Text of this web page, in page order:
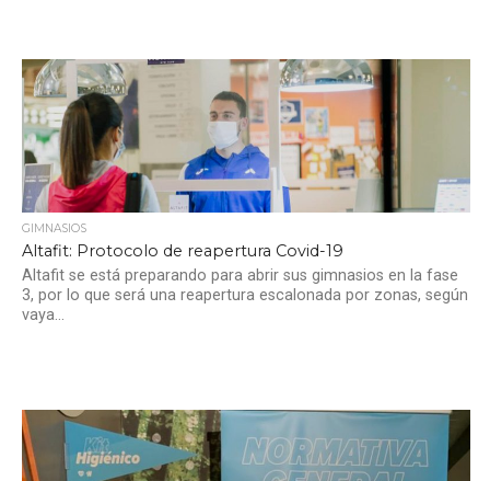
GIMNASIOS
Altafit: Protocolo de reapertura Covid-19
Altafit se está preparando para abrir sus gimnasios en la fase
3, por lo que será una reapertura escalonada por zonas, según
vaya...